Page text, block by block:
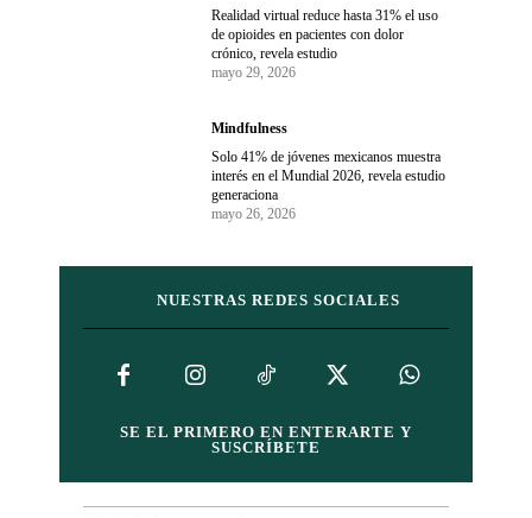
Realidad virtual reduce hasta 31% el uso
de opioides en pacientes con dolor
crónico, revela estudio
mayo 29, 2026
Mindfulness
Solo 41% de jóvenes mexicanos muestra
interés en el Mundial 2026, revela estudio
generaciona
mayo 26, 2026
NUESTRAS REDES SOCIALES
SE EL PRIMERO EN ENTERARTE Y
SUSCRÍBETE